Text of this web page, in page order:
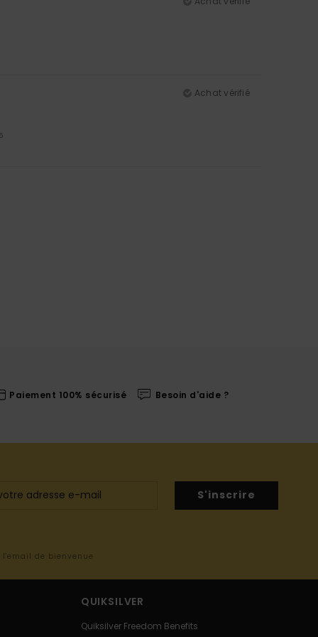
Achat vérifié
Paiement 100% sécurisé Besoin d'aide ?
S'inscrire
de bienvenue
QUIKSILVER
Quiksilver Freedom Benefits